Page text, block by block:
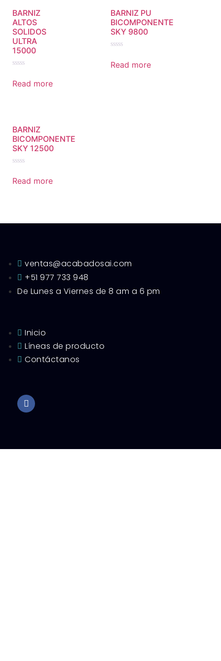
BARNIZ
ALTOS
SOLIDOS
ULTRA
15000
0
out
Read more
BARNIZ PU
BICOMPONENTE
SKY 9800
0
out
Read more
BARNIZ
BICOMPONENTE
SKY 12500
0
out
Read more
ventas@acabadosai.com
+51 977 733 948
De Lunes a Viernes de 8 am a 6 pm
Inicio
Líneas de producto
Contáctanos